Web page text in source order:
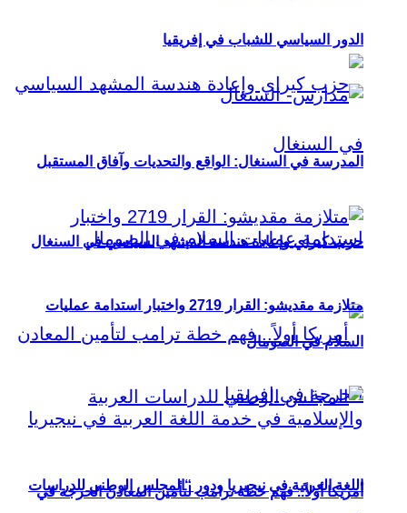
حزب كيراي وإعادة هندسة المشهد السياسي في السنغال
أمريكا أولاً.. فهم خطة ترامب لتأمين المعادن الحرجة في
الدور السياسي للشباب في إفريقيا
المدرسة في السنغال: الواقع والتحديات وآفاق المستقبل
متلازمة مقديشو: القرار 2719 واختبار استدامة عمليات
السلام في الصومال
اللغة العربية في نيجيريا ودور “المجلس الوطني للدراسات